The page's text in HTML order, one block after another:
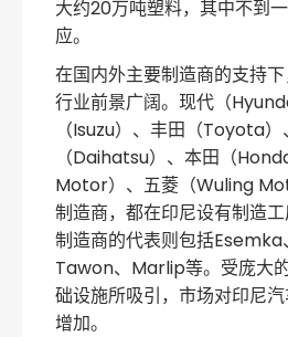
大约20万吨塑料，其中不到
应。
在国内外主要制造商的支持
行业前景广阔。现代（
（Isuzu）、丰田（Toyota）
（Daihatsu）、本田（
Motor）、五菱（Wuling
制造商，都在印尼设有制造
制造商的代表则包括Esemka
Tawon、Marlip等。受庞大
础设施所吸引，市场对印尼
增加。